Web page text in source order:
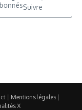
Suivre
| Mentions légales|
X